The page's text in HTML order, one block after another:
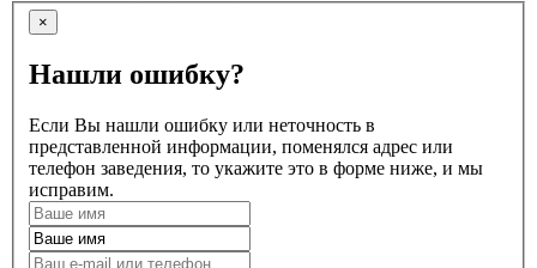
×
Нашли ошибку?
Если Вы нашли ошибку или неточность в
представленной информации, поменялся адрес или
телефон заведения, то укажите это в форме ниже, и мы
исправим.